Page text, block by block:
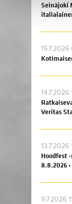
Seinäjoki
14.7.2026
Veritas
13.7.2026
Hoodfest
8.8.2026 ›
9.7.2026